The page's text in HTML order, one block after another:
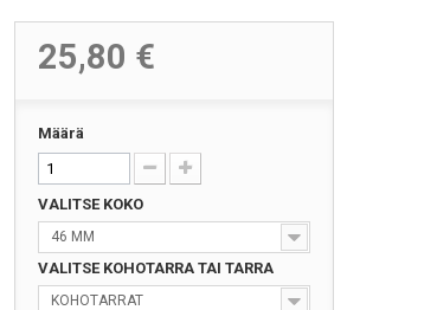
25,80 €
Määrä
VALITSE KOKO
46 MM
VALITSE KOHOTARRA TAI TARRA
KOHOTARRAT